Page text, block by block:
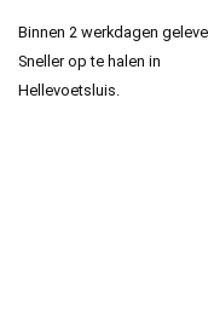
Binnen 2 werkdagen
Sneller op te halen in
Hellevoetsluis.